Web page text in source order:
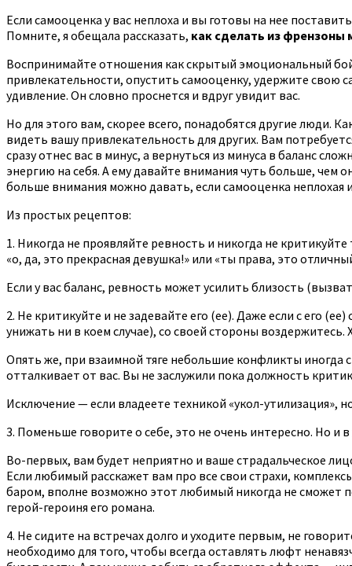
Если самооценка у вас неплоха и вы готовы на нее
Помните, я обещала рассказать, как сделать из френзоны
Воспринимайте отношения как скрытый эмоциональный
привлекательности, опустить самооценку, удержите свою
удивление. Он словно проснется и вдруг увидит вас.
Но для этого вам, скорее всего, понадобятся другие люди.
видеть вашу привлекательность для других. Вам
сразу отнес вас в минус, а вернуться из минуса в баланс
энергию на себя. А ему давайте внимания чуть больше,
больше внимания можно давать, если самооценка неплохая
Из простых рецептов:
1. Никогда не проявляйте ревность и никогда не
«о, да, это прекрасная девушка!» или «ты права, это
Если у вас баланс, ревность может усилить близость
2. Не критикуйте и не задевайте его (ее). Даже если с его
унижать ни в коем случае), со своей стороны
Опять же, при взаимной тяге небольшие конфликты иногда
отталкивает от вас. Вы не заслужили пока должность
Исключение — если владеете техникой «укол-утилизация»,
3. Поменьше говорите о себе, это не очень интересно. Но
Во-первых, вам будет неприятно и ваше страдальческое
Если любимый расскажет вам про все свои страхи,
баром, вполне возможно этот любимый никогда не сможет
герой-героиня его романа.
4. Не сидите на встречах долго и уходите первым, не
необходимо для того, чтобы всегда оставлять люфт